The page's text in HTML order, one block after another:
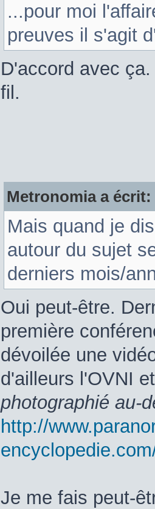
...pour moi
preuves il s'agit
D'accord avec
fil.
Metronomia a écrit:
Mais quand je
autour du sujet
derniers mois/
Oui peut-être.
première
dévoilée une
d'ailleurs l'OVNI
photographié au-
http://
Je me fais peut-